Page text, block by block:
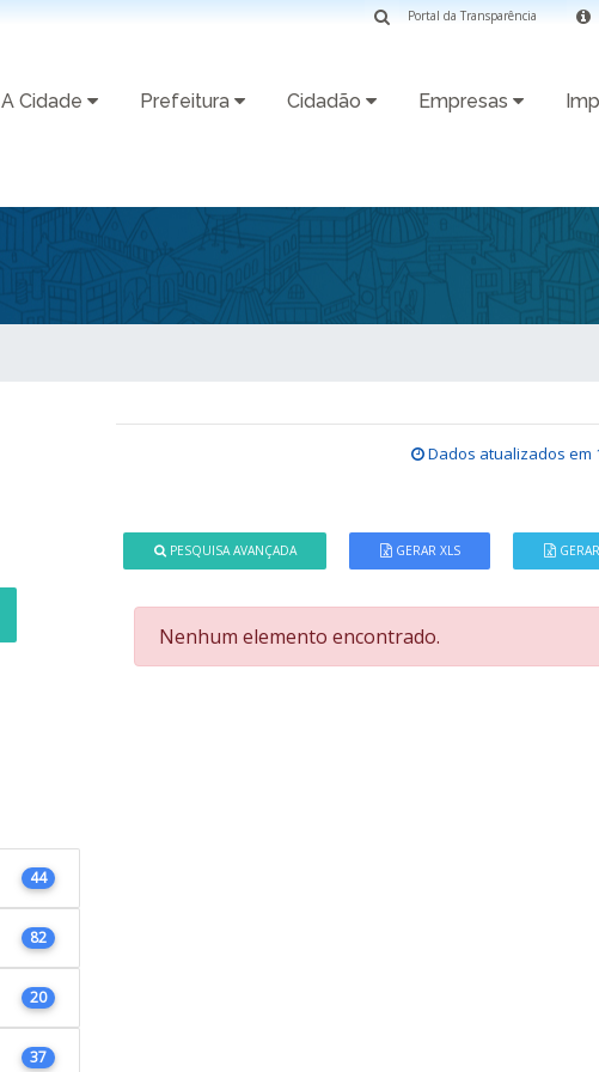
Portal da Transparência
A Cidade Prefeitura Cidadão Empresas
44
82
20
37
Dados atualizados em
PESQUISA AVANÇADA GERAR XLS
Nenhum elemento encontrado.